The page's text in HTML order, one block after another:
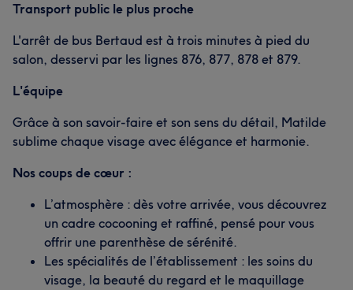
Transport public le plus proche
L'arrêt de bus Bertaud est à trois minutes à pied du
salon, desservi par les lignes 876, 877, 878 et 879.
L'équipe
Grâce à son savoir-faire et son sens du détail, Matilde
sublime chaque visage avec élégance et harmonie.
Nos coups de cœur :
L’atmosphère : dès votre arrivée, vous découvrez
un cadre cocooning et raffiné, pensé pour vous
offrir une parenthèse de sérénité.
Les spécialités de l’établissement : les soins du
visage, la beauté du regard et le maquillage